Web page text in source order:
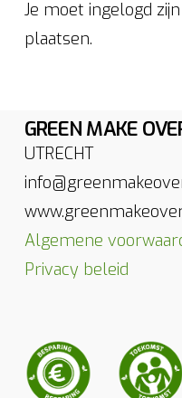
Je moet ingelogd
plaatsen.
GREEN MAKE
UTRECHT
Algemene
Privacy beleid